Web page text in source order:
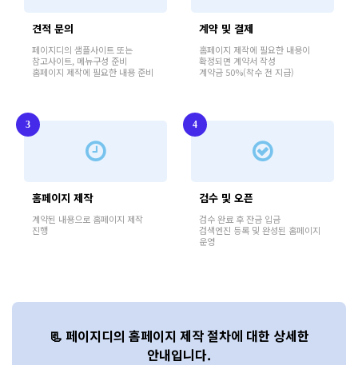
견적 문의
페이지디의 샘플사이트 또는
참고사이트, 메뉴구성 준비
홈페이지 제작에 필요한 내용 준비
계약 및 결제
홈페이지 제작에 필요한 내용이
확정되면 계약서 작성
계약금 50%(착수 전 지급)
3
홈페이지 제작
계약된 내용으로 홈페이지 제작
진행
4
검수 및 오픈
검수 완료 후 잔금 입금
검색엔진 등록 및 완성된 홈페이지
운영
📃 페이지디의 홈페이지 제작 절차에 대한 상세한
안내입니다.